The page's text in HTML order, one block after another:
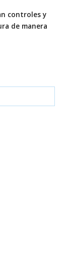
controles y
de manera